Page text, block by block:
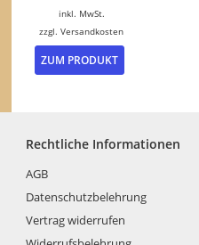
inkl. MwSt.
zzgl.Versandkosten
ZUM PRODUKT
Dieses
Die
auf
der
Rechtliche Informationen
AGB
Datenschutzbelehrung
Vertrag widerrufen